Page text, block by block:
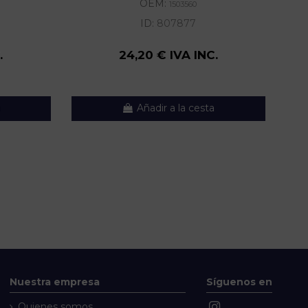
OEM: 1503560
ID: 807877
24,20 € IVA INC.
Añadir a la cesta
Nuestra empresa Síguenos en